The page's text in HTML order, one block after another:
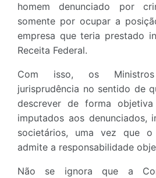
homem denunciado por
somente por ocupar a
empresa que teria prestado
Receita Federal.
Com isso, os
jurisprudência no sentido de
descrever de forma
imputados aos denunciados,
societários, uma vez que
admite a responsabilidade
Não se ignora que a